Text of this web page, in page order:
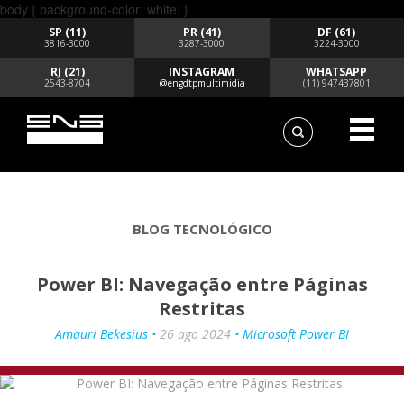
body { background-color: white; }
SP (11)
3816-3000
PR (41)
3287-3000
DF (61)
3224-3000
RJ (21)
2543-8704
INSTAGRAM
@engdtpmultimidia
WHATSAPP
(11) 947437801
BLOG TECNOLÓGICO
Power BI: Navegação entre Páginas
Restritas
Amauri Bekesius • 26 ago 2024 • Microsoft Power BI